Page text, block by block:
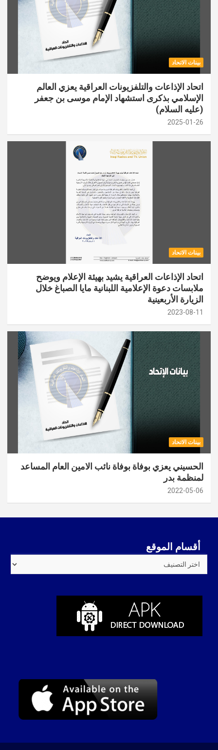
بينات الاتحاد
اتحاد الإذاعات والتلفزيونات العراقية يعزي العالم
الإسلامي بذكرى استشهاد الإمام موسى بن جعفر
(عليه السلام)
2025-01-26
بينات الاتحاد
اتحاد الإذاعات العراقية يشيد بهيئة الإعلام ويوضح
ملابسات دعوة الإعلامية اللبنانية مايا الصباغ خلال
الزيارة الأربعينية
2023-08-11
بينات الاتحاد
الحسيني يعزي بوفاة بوفاة نائب الامين العام المساعد
لمنظمة بدر
2022-05-06
أقسام الموقع
الموقع